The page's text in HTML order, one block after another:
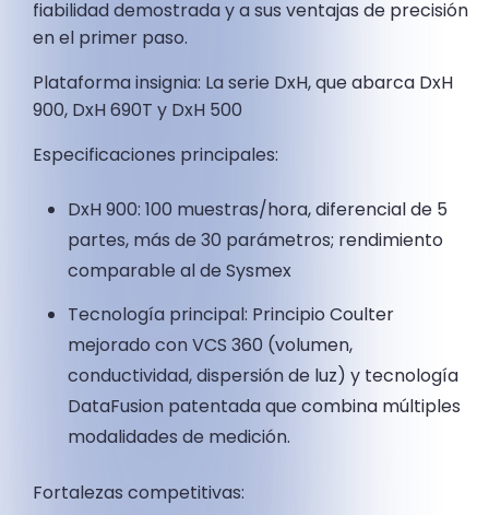
fiabilidad demostrada y a sus ventajas de precisión
en el primer paso.
Plataforma insignia: La serie DxH, que abarca DxH
900, DxH 690T y DxH 500
Especificaciones principales:
DxH 900: 100 muestras/hora, diferencial de 5
partes, más de 30 parámetros; rendimiento
comparable al de Sysmex
Tecnología principal: Principio Coulter
mejorado con VCS 360 (volumen,
conductividad, dispersión de luz) y tecnología
DataFusion patentada que combina múltiples
modalidades de medición.
Fortalezas competitivas: